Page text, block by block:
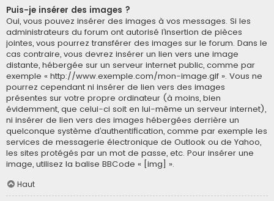
Puis-je insérer des images ?
Oui, vous pouvez insérer des images à vos messages. Si les
administrateurs du forum ont autorisé l’insertion de pièces
jointes, vous pourrez transférer des images sur le forum. Dans le
cas contraire, vous devrez insérer un lien vers une image
distante, hébergée sur un serveur internet public, comme par
exemple « http://www.exemple.com/mon-image.gif ». Vous ne
pourrez cependant ni insérer de lien vers des images
présentes sur votre propre ordinateur (à moins, bien
évidemment, que celui-ci soit en lui-même un serveur internet),
ni insérer de lien vers des images hébergées derrière un
quelconque système d’authentification, comme par exemple les
services de messagerie électronique de Outlook ou de Yahoo,
les sites protégés par un mot de passe, etc. Pour insérer une
image, utilisez la balise BBCode « [img] ».
Haut